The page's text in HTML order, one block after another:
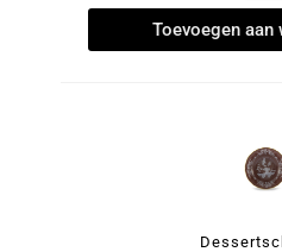
Toevoegen aan